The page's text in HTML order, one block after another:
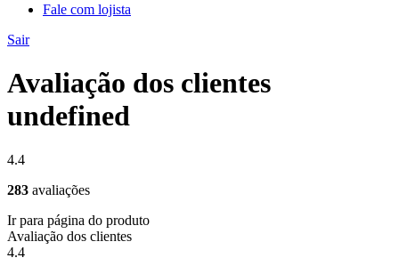
Fale com lojista
Sair
Avaliação dos clientes
undefined
4.4
283 avaliações
Ir para página do produto
Avaliação dos clientes
4.4